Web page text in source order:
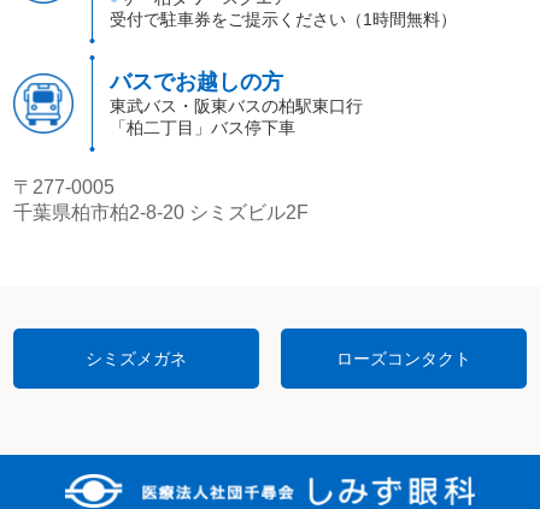
受付で駐車券をご提示ください（1時間無料）
バスでお越しの方
東武バス・阪東バスの柏駅東口行
「柏二丁目」バス停下車
〒277-0005
千葉県柏市柏2-8-20 シミズビル2F
シミズメガネ ローズコンタクト